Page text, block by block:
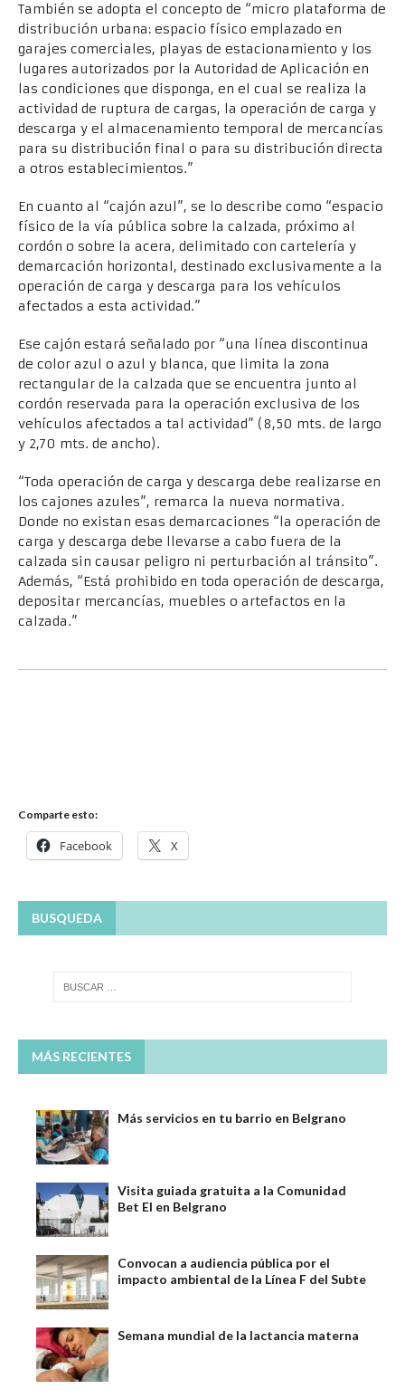
También se adopta el concepto de “micro plataforma de
distribución urbana: espacio físico emplazado en
garajes comerciales, playas de estacionamiento y los
lugares autorizados por la Autoridad de Aplicación en
las condiciones que disponga, en el cual se realiza la
actividad de ruptura de cargas, la operación de carga y
descarga y el almacenamiento temporal de mercancías
para su distribución final o para su distribución directa
a otros establecimientos.”
En cuanto al “cajón azul”, se lo describe como “espacio
físico de la vía pública sobre la calzada, próximo al
cordón o sobre la acera, delimitado con cartelería y
demarcación horizontal, destinado exclusivamente a la
operación de carga y descarga para los vehículos
afectados a esta actividad.”
Ese cajón estará señalado por “una línea discontinua
de color azul o azul y blanca, que limita la zona
rectangular de la calzada que se encuentra junto al
cordón reservada para la operación exclusiva de los
vehículos afectados a tal actividad” (8,50 mts. de largo
y 2,70 mts. de ancho).
“Toda operación de carga y descarga debe realizarse en
los cajones azules”, remarca la nueva normativa.
Donde no existan esas demarcaciones “la operación de
carga y descarga debe llevarse a cabo fuera de la
calzada sin causar peligro ni perturbación al tránsito”.
Además, “Está prohibido en toda operación de descarga,
depositar mercancías, muebles o artefactos en la
calzada.”
Comparte esto:
Facebook X
BUSQUEDA
MÁS RECIENTES
Más servicios en tu barrio en Belgrano
Visita guiada gratuita a la Comunidad
Bet El en Belgrano
Convocan a audiencia pública por el
impacto ambiental de la Línea F del Subte
Semana mundial de la lactancia materna